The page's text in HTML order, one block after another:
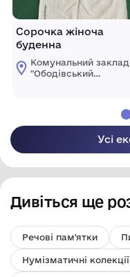
Сорочка жіноча
буденна
Комунальний заклад
"Ободівський
Усі
Дивіться ще
Речові пам'ятки
Нумізматичні колекції